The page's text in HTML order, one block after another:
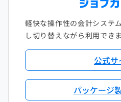
軽快な操作性の会計システ
し切り替えながら利用できま
公式サ
パッケージ